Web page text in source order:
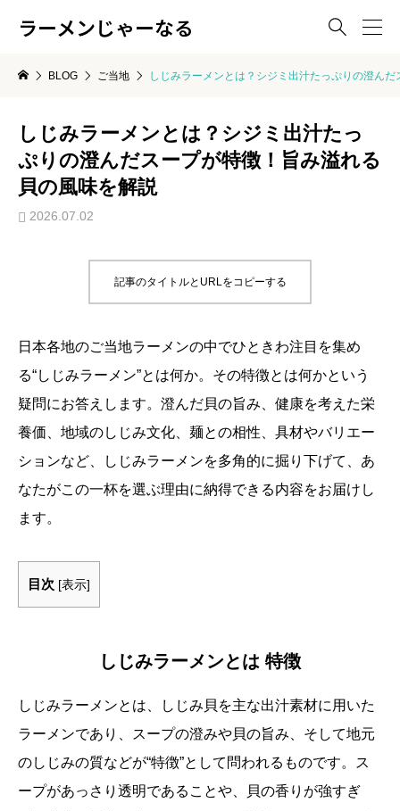
ラーメンじゃーなる 
BLOG ご当地 しじみラーメンとは？シジミ出汁たっぷりの澄ん
しじみラーメンとは？シジミ出汁たっ
ぷりの澄んだスープが特徴！旨み溢れる
貝の風味を解説
2026.07.02
記事のタイトルとURLをコピーする
日本各地のご当地ラーメンの中でひときわ注目を集め
る“しじみラーメン”とは何か。その特徴とは何かという
疑問にお答えします。澄んだ貝の旨み、健康を考えた栄
養価、地域のしじみ文化、麺との相性、具材やバリエー
ションなど、しじみラーメンを多角的に掘り下げて、あ
なたがこの一杯を選ぶ理由に納得できる内容をお届けし
ます。
目次 [表示]
しじみラーメンとは 特徴
しじみラーメンとは、しじみ貝を主な出汁素材に用いた
ラーメンであり、スープの澄みや貝の旨み、そして地元
のしじみの質などが“特徴”として問われるものです。ス
ープがあっさり透明であることや、貝の香りが強すぎ